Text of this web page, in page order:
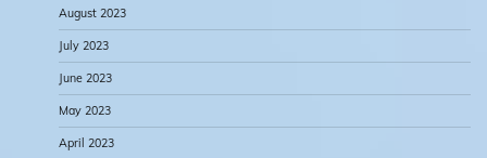
August 2023
July 2023
June 2023
May 2023
April 2023